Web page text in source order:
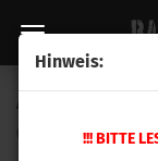
Hinweis:
!!! BITTE
A-Zoom 30-06
12227)